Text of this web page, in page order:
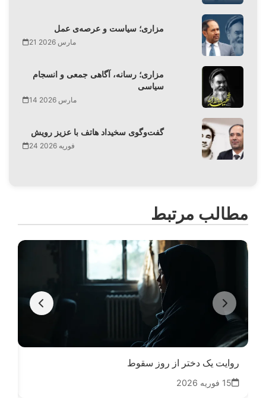
مزاری؛ سیاست و عرصه‌ی عمل
21 مارس 2026
مزاری؛ رسانه، آگاهی جمعی و انسجام
سیاسی
14 مارس 2026
گفت‌وگوی سخیداد هاتف با عزیز رویش
24 فوریه 2026
مطالب مرتبط
روایت یک دختر از روز سقوط
15 فوریه 2026